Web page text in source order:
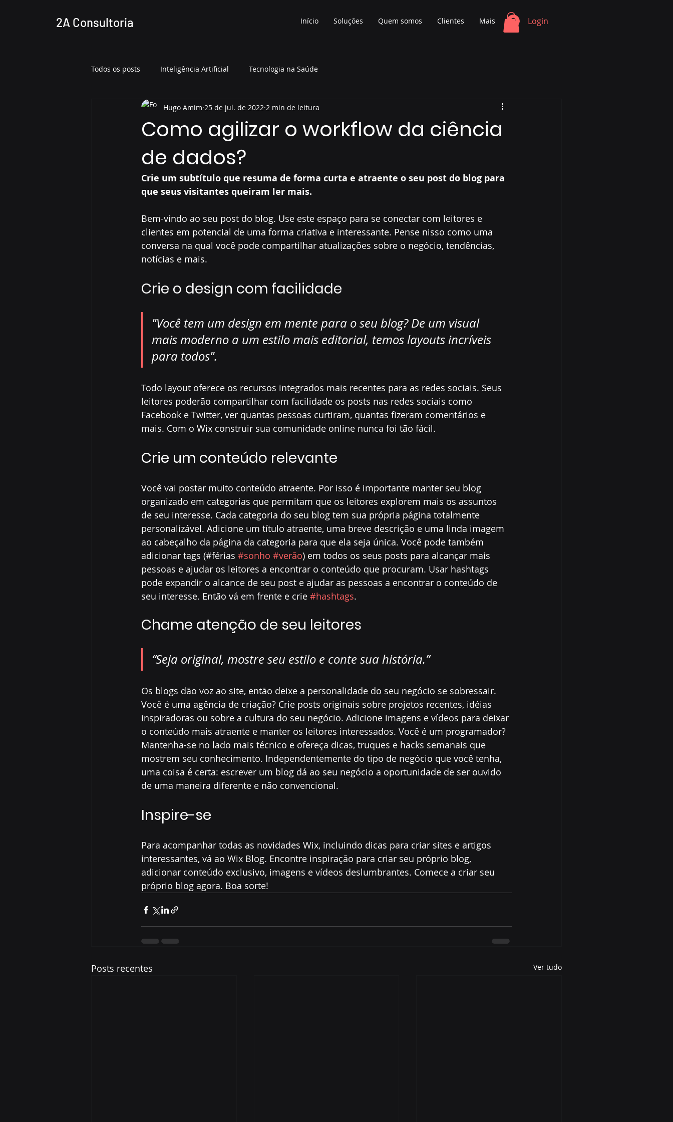
2A Consultoria Início Soluções Quem somos Clientes Mais Login
Todos os posts Inteligência Artificial Tecnologia na Saúde
Como agilizar o workflow da ciência
de dados?
Hugo Amim 25 de jul. de 2022 2 min de leitura
Crie um subtítulo que resuma de forma curta e atraente o seu post do blog para
que seus visitantes queiram ler mais.
Bem-vindo ao seu post do blog. Use este espaço para se conectar com leitores e
clientes em potencial de uma forma criativa e interessante. Pense nisso como uma
conversa na qual você pode compartilhar atualizações sobre o negócio, tendências,
notícias e mais.
Crie o design com facilidade
"Você tem um design em mente para o seu blog? De um visual
mais moderno a um estilo mais editorial, temos layouts incríveis
para todos".
Todo layout oferece os recursos integrados mais recentes para as redes sociais. Seus
leitores poderão compartilhar com facilidade os posts nas redes sociais como
Facebook e Twitter, ver quantas pessoas curtiram, quantas fizeram comentários e
mais. Com o Wix construir sua comunidade online nunca foi tão fácil.
Crie um conteúdo relevante
Você vai postar muito conteúdo atraente. Por isso é importante manter seu blog
organizado em categorias que permitam que os leitores explorem mais os assuntos
de seu interesse. Cada categoria do seu blog tem sua própria página totalmente
personalizável. Adicione um título atraente, uma breve descrição e uma linda imagem
ao cabeçalho da página da categoria para que ela seja única. Você pode também
adicionar tags (#férias #sonho #verão) em todos os seus posts para alcançar mais
pessoas e ajudar os leitores a encontrar o conteúdo que procuram. Usar hashtags
pode expandir o alcance de seu post e ajudar as pessoas a encontrar o conteúdo de
seu interesse. Então vá em frente e crie #hashtags.
Chame atenção de seu leitores
“Seja original, mostre seu estilo e conte sua história.”
Os blogs dão voz ao site, então deixe a personalidade do seu negócio se sobressair.
Você é uma agência de criação? Crie posts originais sobre projetos recentes, idéias
inspiradoras ou sobre a cultura do seu negócio. Adicione imagens e vídeos para deixar
o conteúdo mais atraente e manter os leitores interessados. Você é um programador?
Mantenha-se no lado mais técnico e ofereça dicas, truques e hacks semanais que
mostrem seu conhecimento. Independentemente do tipo de negócio que você tenha,
uma coisa é certa: escrever um blog dá ao seu negócio a oportunidade de ser ouvido
de uma maneira diferente e não convencional.
Inspire-se
Para acompanhar todas as novidades Wix, incluindo dicas para criar sites e artigos
interessantes, vá ao Wix Blog. Encontre inspiração para criar seu próprio blog,
adicionar conteúdo exclusivo, imagens e vídeos deslumbrantes. Comece a criar seu
próprio blog agora. Boa sorte!
Posts recentes Ver tudo